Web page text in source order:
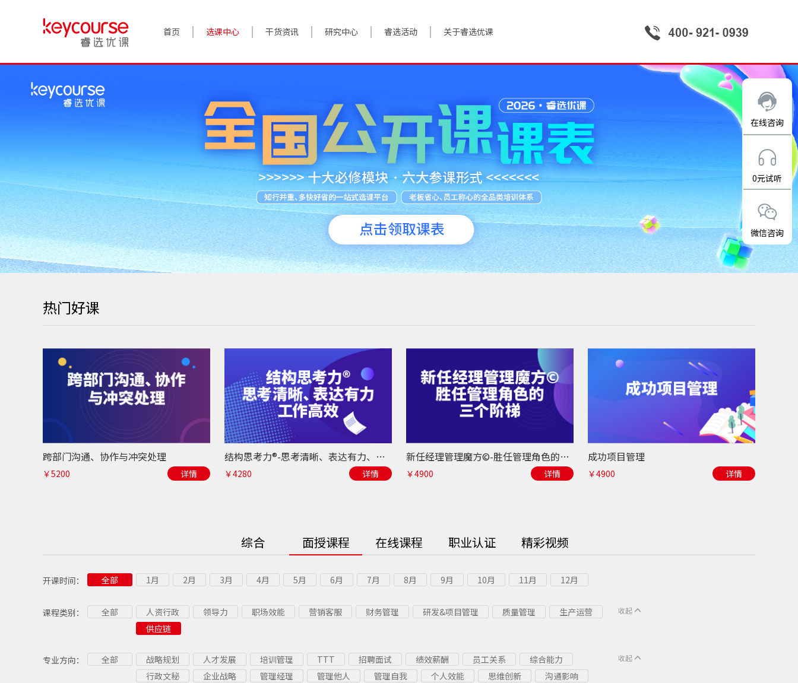
首页 选课中心 干货资讯
政策前沿
答疑精选
睿选视角
研究中心
研究报告
解决方案
数字化转型
睿选活动 关于睿选优课
在线咨询
0元试听
微信咨询
热门好课
跨部门沟通、协作与冲突处理
￥5200 详情
结构思考力®-思考清晰、表达有力、工作高效
￥4280 详情
新任经理管理魔方©-胜任管理角色的三个阶梯
￥4900 详情
成功项目管理
￥4900 详情
综合 面授课程 在线课程 职业认证 精彩视频
开课时间： 全部 1月 2月 3月 4月 5月 6月 7月 8月 9月 10月 11月 12月
课程类别： 全部 人资行政 领导力 职场效能 营销客服 财务管理 研发&项目管理 质量管理
生产运营
供应链
收起
专业方向： 全部 战略规划 人才发展 培训管理 TTT 招聘面试 绩效薪酬 员工关系
综合能力
行政文秘
企业战略 管理经理 管理他人 管理自我 个人效能 思维创新
沟通影响
收起